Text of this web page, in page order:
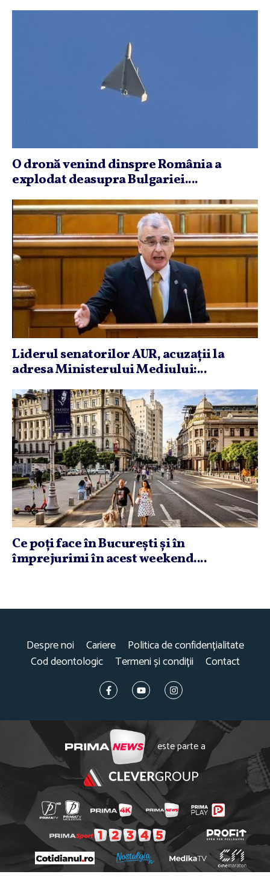
O dronă venind dinspre România a
explodat deasupra Bulgariei....
Liderul senatorilor AUR, acuzaţii la
adresa Ministerului Mediului:...
Ce poţi face în Bucureşti şi în
împrejurimi în acest weekend....
Despre noi Cariere
Politica de confidențialitate
Cod deontologic
Termeni și condiții Contact
este parte a